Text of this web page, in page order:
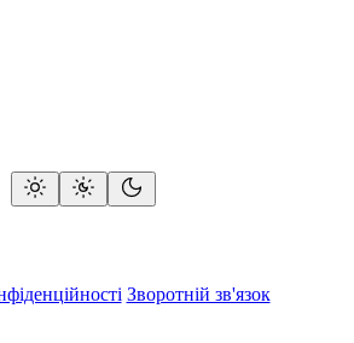
Зворотній зв'язок